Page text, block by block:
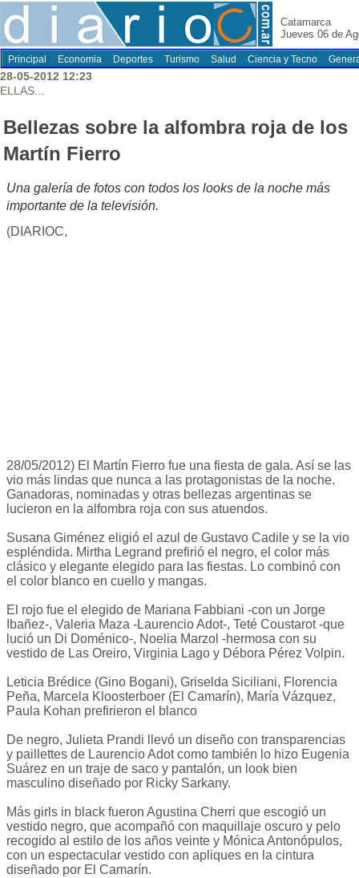
Catamarca
Jueves 06 de
Principal Economia Deportes Turismo Salud Ciencia y Tecno
28-05-2012 12:23
ELLAS...
Bellezas sobre la alfombra roja de los
Martín Fierro
Una galería de fotos con todos los looks de la noche más
importante de la televisión.
(DIARIOC,
28/05/2012) El Martín Fierro fue una fiesta de gala. Así se las
vio más lindas que nunca a las protagonistas de la noche.
Ganadoras, nominadas y otras bellezas argentinas se
lucieron en la alfombra roja con sus atuendos.
Susana Giménez eligió el azul de Gustavo Cadile y se la vio
espléndida. Mirtha Legrand prefirió el negro, el color más
clásico y elegante elegido para las fiestas. Lo combinó con
el color blanco en cuello y mangas.
El rojo fue el elegido de Mariana Fabbiani -con un Jorge
Ibañez-, Valeria Maza -Laurencio Adot-, Teté Coustarot -que
lució un Di Doménico-, Noelia Marzol -hermosa con su
vestido de Las Oreiro, Virginia Lago y Débora Pérez Volpin.
Leticia Brédice (Gino Bogani), Griselda Siciliani, Florencia
Peña, Marcela Kloosterboer (El Camarín), María Vázquez,
Paula Kohan prefirieron el blanco
De negro, Julieta Prandi llevó un diseño con transparencias
y paillettes de Laurencio Adot como también lo hizo Eugenia
Suárez en un traje de saco y pantalón, un look bien
masculino diseñado por Ricky Sarkany.
Más girls in black fueron Agustina Cherri que escogió un
vestido negro, que acompañó con maquillaje oscuro y pelo
recogido al estilo de los años veinte y Mónica Antonópulos,
con un espectacular vestido con apliques en la cintura
diseñado por El Camarín.